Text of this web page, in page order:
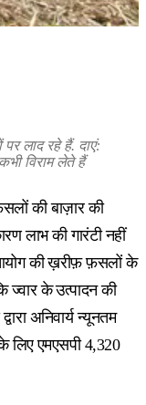
लाद रहे हैं. दाएं:
विराम लेते हैं
की बाज़ार की
लाभ की गारंटी नहीं
की ख़रीफ़ फ़सलों के
ज्वार के उत्पादन की
अनिवार्य न्यूनतम
लिए एमएसपी 4,320